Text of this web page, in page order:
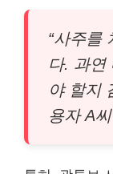
“사주를
다. 과연
야 할지
용자 A씨